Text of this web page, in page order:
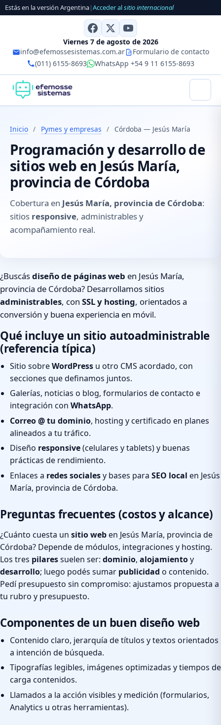
Estás en la versión Argentina|Acceder alsitio internacional
Viernes 7 de agosto de 2026
info@efemossesistemas.com.ar
Formulario de contacto
(011) 6155-8693
WhatsApp +54 9 11 6155-8693
Inicio / Pymes y empresas / Córdoba — Jesús María
Programación y desarrollo de
sitios web en Jesús María,
provincia de Córdoba
Cobertura en Jesús María, provincia de Córdoba:
sitios responsive, administrables y
acompañamiento real.
¿Buscásdiseño de páginas web en Jesús María,
provincia de Córdoba? Desarrollamos sitios
administrables, con SSL y hosting, orientados a
conversión y buena experiencia en móvil.
Qué incluye un sitio autoadministrable
(referencia típica)
Sitio sobreWordPress u otro CMS acordado, con
secciones que definamos juntos.
Galerías, noticias o blog, formularios de contacto e
integración con WhatsApp.
Correo @ tu dominio, hosting y certificado en planes
alineados a tu tráfico.
Diseño responsive(celulares y tablets) y buenas
prácticas de rendimiento.
Enlaces a redes socialesy bases para SEO local en Jesús
María, provincia de Córdoba.
Preguntas frecuentes (costos y alcance)
¿Cuánto cuesta un sitio weben Jesús María, provincia de
Córdoba? Depende de módulos, integraciones y hosting.
Los tres pilaressuelen ser: dominio, alojamientoy
desarrollo; luego podés sumar publicidad o contenido.
Pedí presupuesto sin compromiso: ajustamos propuesta a
tu rubro y presupuesto.
Componentes de un buen diseño web
Contenido claro, jerarquía de títulos y textos orientados
a intención de búsqueda.
Tipografías legibles, imágenes optimizadas y tiempos de
carga contenidos.
Llamados a la acción visibles y medición (formularios,
Analytics u otras herramientas).